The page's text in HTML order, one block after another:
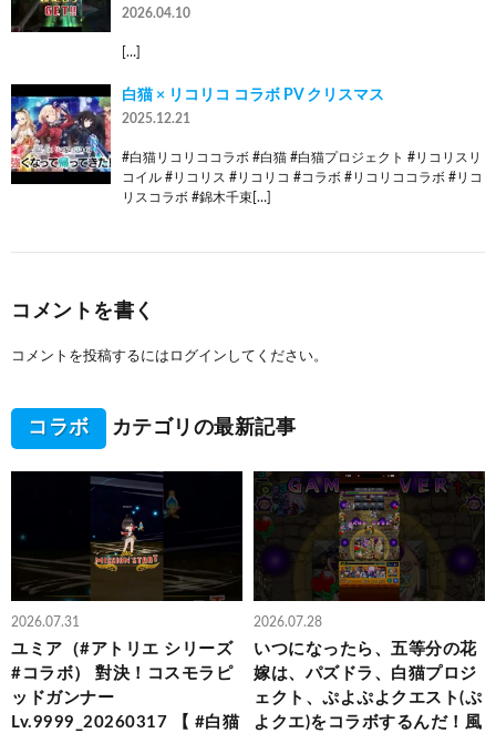
2026.04.10
[…]
白猫 × リコリコ コラボ PV クリスマス
2025.12.21
#白猫リコリココラボ #白猫 #白猫プロジェクト #リコリスリ
コイル #リコリス #リコリコ #コラボ #リコリココラボ #リコ
リスコラボ #錦木千束[…]
コメントを書く
コメントを投稿するには ログイン してください。
コラボ カテゴリの最新記事
2026.07.31
ユミア（#アトリエ シリーズ
#コラボ） 對決！コスモラピ
ッドガンナー
Lv.9999_20260317 【 #白猫
2026.07.28
いつになったら、五等分の花
嫁は、パズドラ、白猫プロジ
ェクト、ぷよぷよクエスト(ぷ
よクエ)をコラボするんだ！風